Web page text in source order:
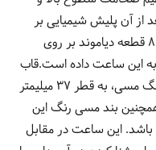
از آن پلیش شیمیایی بر
روی هر دو طرف انجام میپذیرد. قرارگیری 8 قطعه دیاموند بر روی
این ساعت داده است.قاب
این ساعت به شکل یک چند ضلعی به رنگ مسی، به قطر 37 میلیمتر
بند مسی رنگ این
این ساعت در مقابل